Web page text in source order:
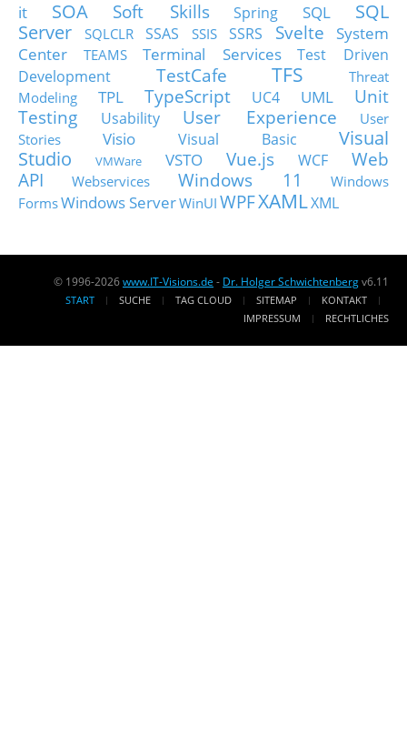
it
SOA Soft Skills Spring SQL
SQL
Server
SQLCLR SSAS SSIS SSRS Svelte
System
Center
TEAMS Terminal Services
Test Driven
Development
TestCafe TFS
Threat
Modeling
TPL TypeScript UC4 UML
Unit
Testing
Usability User Experience
User
Stories
Visio Visual Basic
Visual
Studio
VMWare VSTO Vue.js WCF
Web
API
Webservices Windows 11
Windows
FormsWindows ServerWinUI WPFXAMLXML
© 1996-2026www.IT-Visions.de - Dr. Holger Schwichtenbergv6.11
START SUCHE TAG CLOUD SITEMAP
KONTAKT
IMPRESSUM
RECHTLICHES